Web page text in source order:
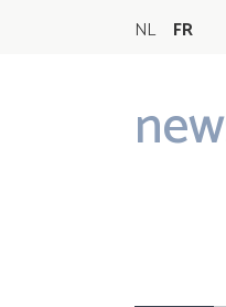
NL FR
Main